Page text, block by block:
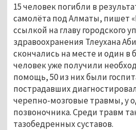
15 человек погибли в
самолёта под Алматы, пишет
ссылкой на главу городского
здравоохранения Тлеухана
скончались на месте и один в
человек уже получили
помощь, 50 из них были
пострадавших
черепно-мозговые травмы, у
позвоночника. Среди травм
тазобедренных суставов.